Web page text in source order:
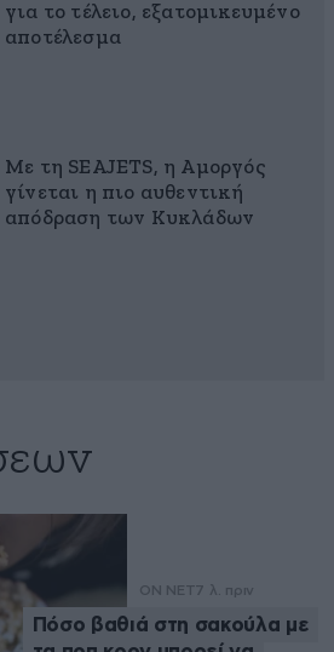
για το τέλειο, εξατομικευμένο
αποτέλεσμα
Με τη SEAJETS, η Αμοργός
γίνεται η πιο αυθεντική
απόδραση των Κυκλάδων
ON NET7 λ. πριν
Πόσο βαθιά στη σακούλα με